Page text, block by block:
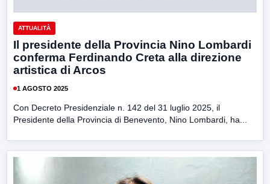
ATTUALITÀ
Il presidente della Provincia Nino Lombardi
conferma Ferdinando Creta alla direzione
artistica di Arcos
1 AGOSTO 2025
Con Decreto Presidenziale n. 142 del 31 luglio 2025, il
Presidente della Provincia di Benevento, Nino Lombardi, ha...